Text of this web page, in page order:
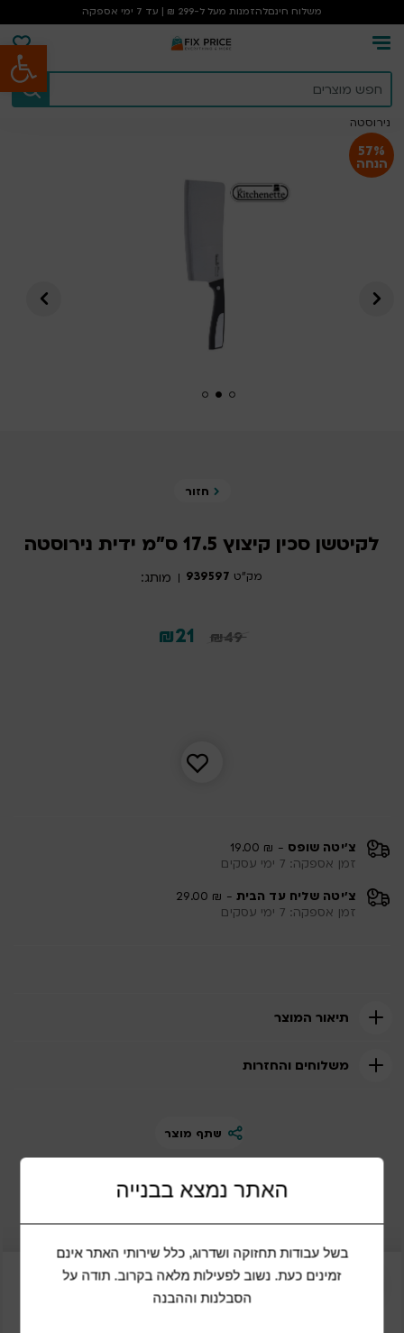
פתח סרגל נגישות
משלוח חינםלהזמנות מעל ל-299 ₪ | עד 7 ימי אספקה
עמוד הבית/קמפינג וטיולים/אחרים/
לקיטשן סכין קיצוץ 17.5 ס”מ ידית
נירוסטה
חזור
לקיטשן סכין קיצוץ 17.5 ס"מ ידית נירוסטה
מק"ט 939597 מותג:
49
₪
המחיר
21
₪
צ'יטה שופס - ₪ 19.00
זמן אספקה: 7 ימי עסקים
צ'יטה שליח עד הבית - ₪ 29.00
זמן אספקה: 7 ימי עסקים
תיאור המוצר
משלוחים והחזרות
שתף מוצר
57%
הנחה
35%
האתר נמצא בבנייה
בשל עבודות תחזוקה ושדרוג, כלל שירותי האתר אינם
זמינים כעת. נשוב לפעילות מלאה בקרוב. תודה על
הסבלנות וההבנה